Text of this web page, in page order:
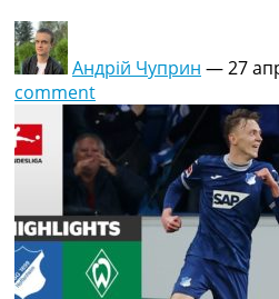
Андрій Чуприн —27
comment